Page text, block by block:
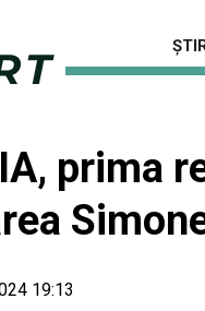
prima
19:13